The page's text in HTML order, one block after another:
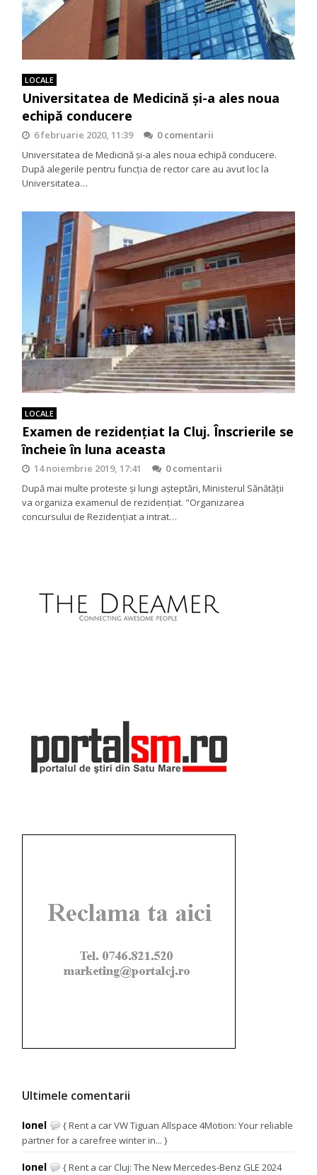
LOCALE
Universitatea de Medicină și-a ales noua
echipă conducere
6 februarie 2020, 11:39
0 comentarii
Universitatea de Medicină și-a ales noua echipă conducere.
După alegerile pentru funcţia de rector care au avut loc la
Universitatea…
LOCALE
Examen de rezidenţiat la Cluj. Înscrierile se
încheie în luna aceasta
14 noiembrie 2019, 17:41
0 comentarii
După mai multe proteste şi lungi aşteptări, Ministerul Sănătăţii
va organiza examenul de rezidenţiat. "Organizarea
concursului de Rezidenţiat a intrat…
Ultimele comentarii
Ionel
{ Rent a car VW Tiguan Allspace 4Motion: Your reliable
partner for a carefree winter in... }
Ionel
{ Rent a car Cluj: The New Mercedes-Benz GLE 2024